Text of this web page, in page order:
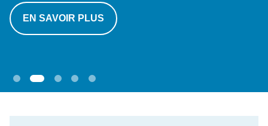
EN SAVOIR PLUS